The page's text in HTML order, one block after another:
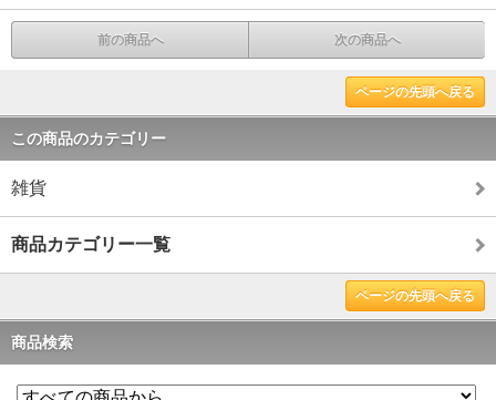
前の商品へ 次の商品へ
ページの先頭へ戻る
この商品のカテゴリー
雑貨
商品カテゴリー一覧
ページの先頭へ戻る
商品検索